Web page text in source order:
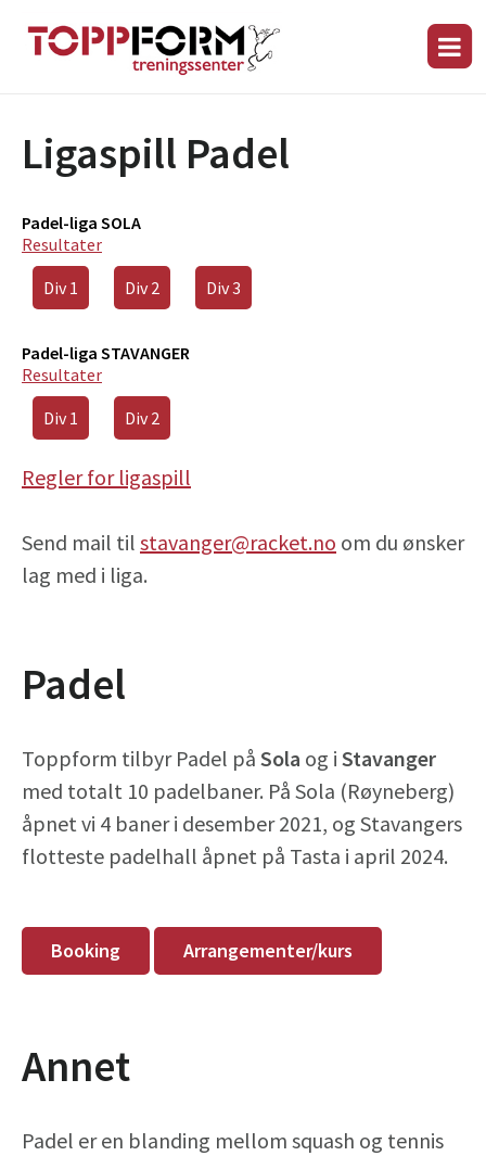
Ligaspill Padel
Padel-liga SOLA
Resultater
Div 1
Div 2 Div 3
Padel-liga STAVANGER
Resultater
Div 1
Div 2
Regler for ligaspill
Send mail til stavanger@racket.no om du ønsker
lag med i liga.
Padel
Toppform tilbyr Padel på Sola og i Stavanger
med totalt 10 padelbaner. På Sola (Røyneberg)
åpnet vi 4 baner i desember 2021, og Stavangers
flotteste padelhall åpnet på Tasta i april 2024.
Booking Arrangementer/kurs
Annet
Padel er en blanding mellom squash og tennis